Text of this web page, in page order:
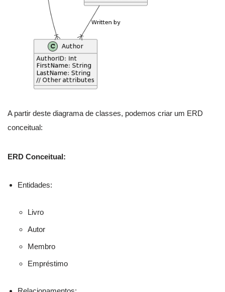
A partir deste diagrama de classes, podemos criar um ERD
conceitual:
ERD Conceitual:
Entidades:
Livro
Autor
Membro
Empréstimo